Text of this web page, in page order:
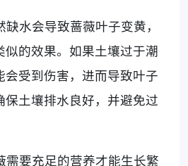
水会导致蔷薇叶子变黄，
的效果。如果土壤过于潮
会受到伤害，进而导致叶子
保土壤排水良好，并避免过
需要充足的营养才能生长繁